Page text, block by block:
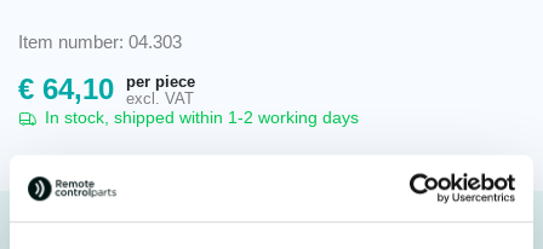
Item number: 04.303
€ 64,10
per piece
excl. VAT
In stock, shipped within 1-2 working days
Description